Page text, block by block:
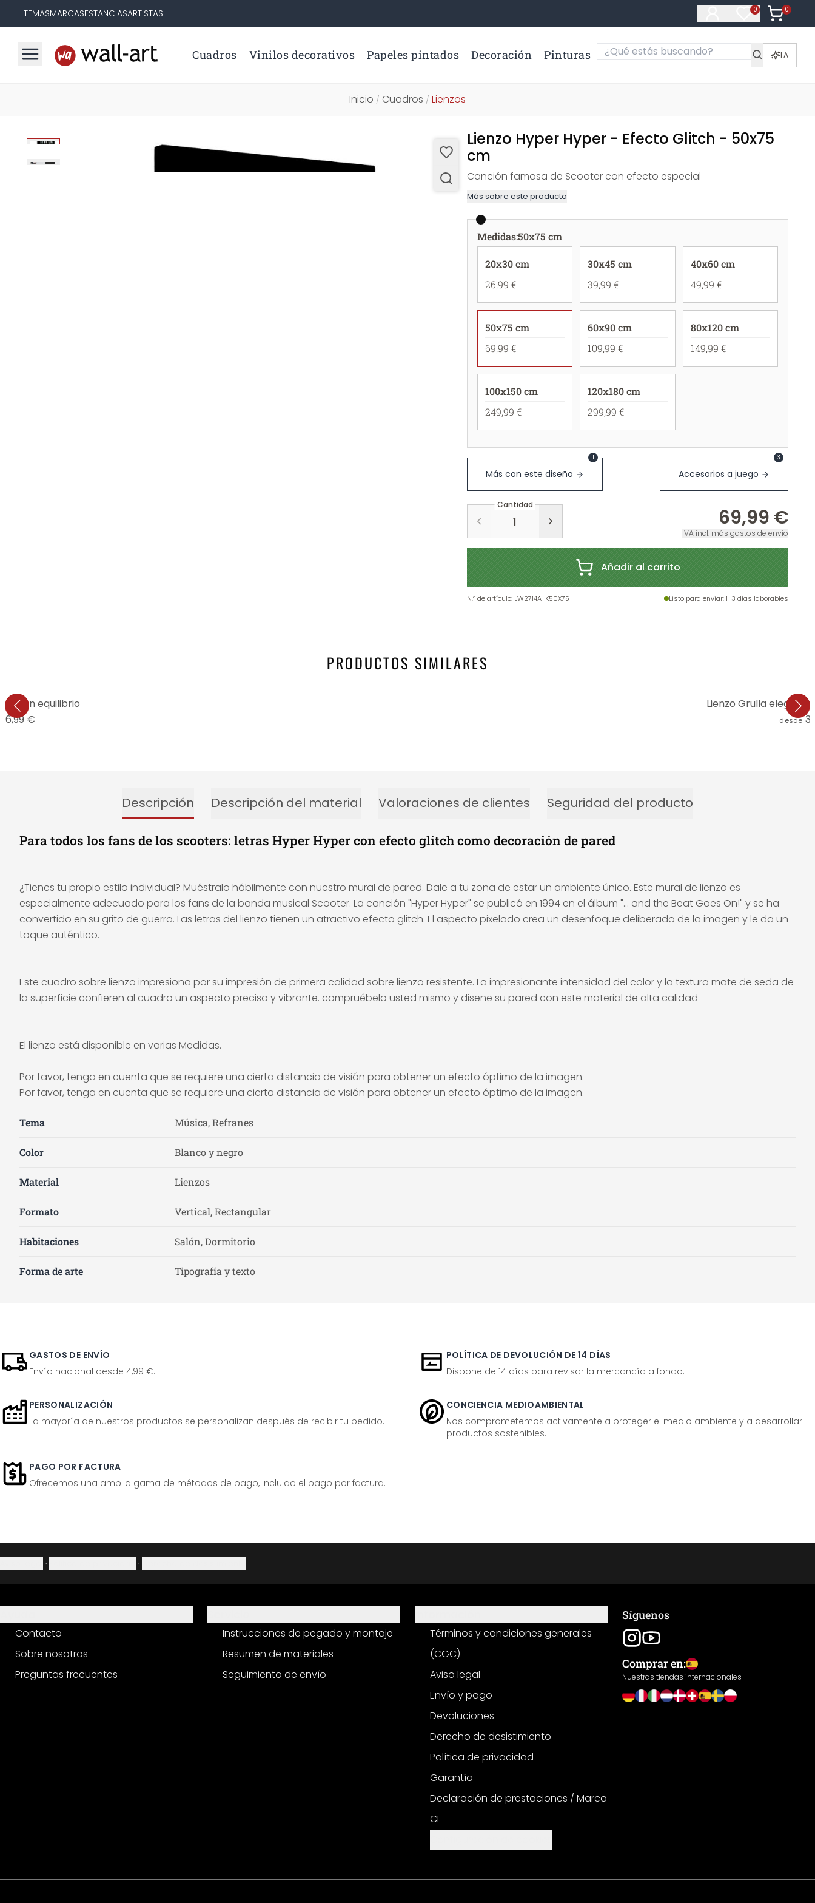
TEMASMARCASESTANCIASARTISTAS 0
Artículos en
0
Artículos
Cuadros Vinilos decorativos Papeles pintados Decoración Pinturas IA
Inicio / Cuadros / Lienzos
Lienzo Hyper Hyper - Efecto Glitch - 50x75
cm
Canción famosa de Scooter con efecto especial
Más sobre este producto
1
Medidas:50x75 cm
20x30 cm
26,99 €
30x45 cm
39,99 €
40x60 cm
49,99 €
50x75 cm
69,99 €
60x90 cm
109,99 €
80x120 cm
149,99 €
100x150 cm
249,99 €
120x180 cm
299,99 €
Más con este diseño
1
Accesorios a juego
3
Cantidad
69,99 €
IVA incl. más gastos de envío
Añadir al carrito
N.º de artículo: LW2714A-K50X75 Listo para enviar: 1-3 días laborables
PRODUCTOS SIMILARES
en equilibrio
26,99 €
Lienzo Grulla
desde
Descripción Descripción del material Valoraciones de clientes Seguridad del producto
Para todos los fans de los scooters: letras Hyper Hyper con efecto glitch como decoración de pared
¿Tienes tu propio estilo individual? Muéstralo hábilmente con nuestro mural de pared. Dale a tu zona de estar un ambiente único. Este mural de lienzo es
especialmente adecuado para los fans de la banda musical Scooter. La canción "Hyper Hyper" se publicó en 1994 en el álbum "... and the Beat Goes On!" y se ha
convertido en su grito de guerra. Las letras del lienzo tienen un atractivo efecto glitch. El aspecto pixelado crea un desenfoque deliberado de la imagen y le da un
toque auténtico.
Este cuadro sobre lienzo impresiona por su impresión de primera calidad sobre lienzo resistente. La impresionante intensidad del color y la textura mate de seda de
la superficie confieren al cuadro un aspecto preciso y vibrante. compruébelo usted mismo y diseñe su pared con este material de alta calidad
El lienzo está disponible en varias Medidas.
Por favor, tenga en cuenta que se requiere una cierta distancia de visión para obtener un efecto óptimo de la imagen.
Por favor, tenga en cuenta que se requiere una cierta distancia de visión para obtener un efecto óptimo de la imagen.
Tema Música, Refranes
Color Blanco y negro
Material Lienzos
Formato Vertical, Rectangular
Habitaciones Salón, Dormitorio
Forma de arte Tipografía y texto
GASTOS DE ENVÍO
Envío nacional desde 4,99 €.
POLÍTICA DE DEVOLUCIÓN DE 14 DÍAS
Dispone de 14 días para revisar la mercancía a fondo.
PERSONALIZACIÓN
La mayoría de nuestros productos se personalizan después de recibir tu pedido.
CONCIENCIA MEDIOAMBIENTAL
Nos comprometemos activamente a proteger el medio ambiente y a desarrollar
productos sostenibles.
PAGO POR FACTURA
Ofrecemos una amplia gama de métodos de pago, incluido el pago por factura.
· ·
Contacto
Sobre nosotros
Preguntas frecuentes
Instrucciones de pegado y montaje
Resumen de materiales
Seguimiento de envío
Términos y condiciones generales
(CGC)
Aviso legal
Envío y pago
Devoluciones
Derecho de desistimiento
Política de privacidad
Garantía
Declaración de prestaciones / Marca
CE
Síguenos
Comprar en:
Nuestras tiendas internacionales